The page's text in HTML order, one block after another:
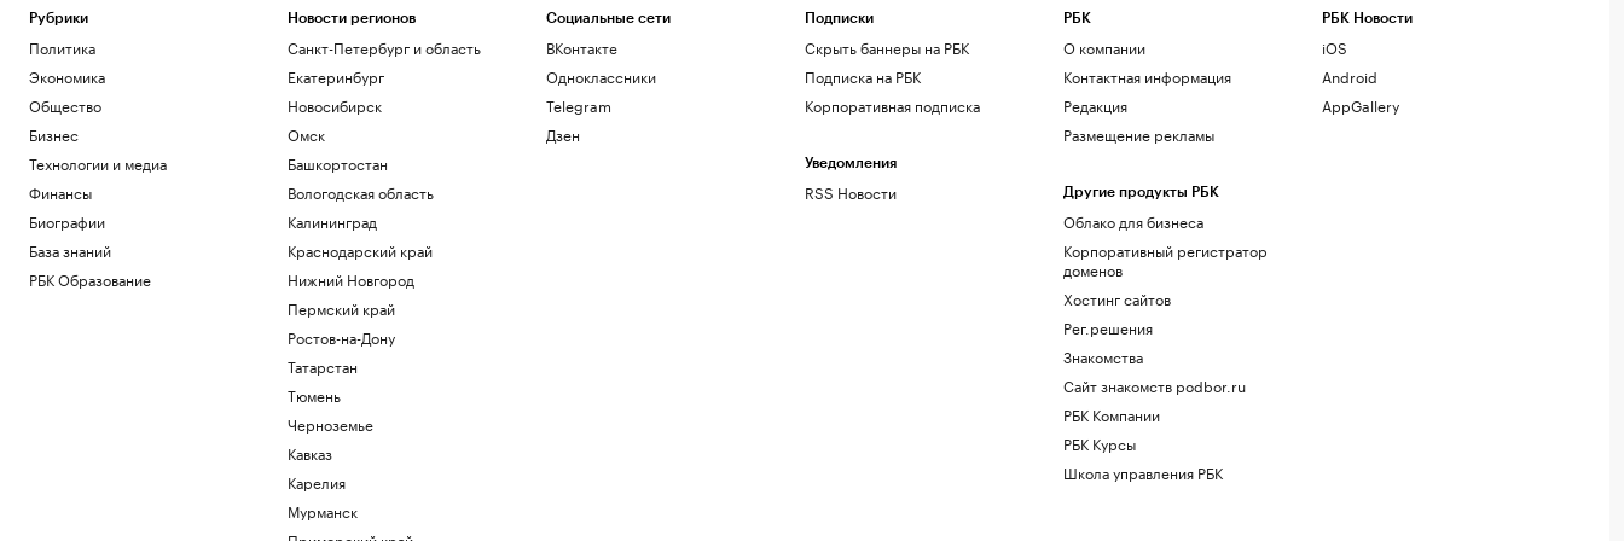
Рубрики
Политика
Экономика
Общество
Бизнес
Технологии и медиа
Финансы
Биографии
База знаний
РБК Образование
Новости регионов
Санкт-Петербург и область
Екатеринбург
Новосибирск
Омск
Башкортостан
Вологодская область
Калининград
Краснодарский край
Нижний Новгород
Пермский край
Ростов-на-Дону
Татарстан
Тюмень
Черноземье
Кавказ
Карелия
Мурманск
Социальные сети
ВКонтакте
Одноклассники
Telegram
Дзен
Подписки
Скрыть баннеры на РБК
Подписка на РБК
Корпоративная подписка
Уведомления
RSS Новости
РБК
О компании
Контактная информация
Редакция
Размещение рекламы
Другие продукты РБК
Облако для бизнеса
Корпоративный регистратор
доменов
Хостинг сайтов
Рег.решения
Знакомства
Сайт знакомств podbor.ru
РБК Компании
РБК Курсы
Школа управления РБК
РБК Новости
iOS
Android
AppGallery